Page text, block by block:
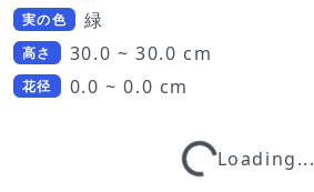
実の色 緑
高さ 30.0 ~ 30.0 cm
花径 0.0 ~ 0.0 cm
Loading...Loading...